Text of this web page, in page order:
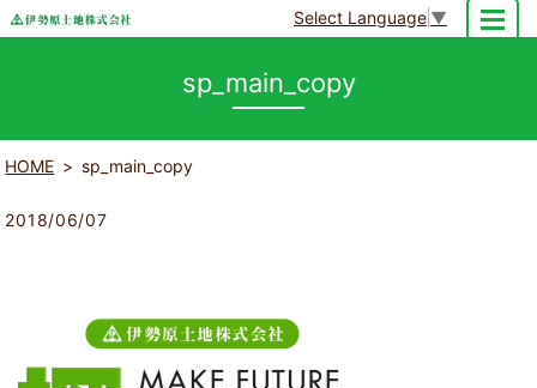
Select Language ▼
sp_main_copy
HOME sp_main_copy
2018/06/07